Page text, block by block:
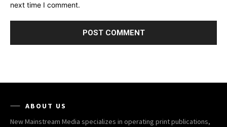
next time I comment.
ABOUT US
New Mainstream Media specializes in operating print publications,